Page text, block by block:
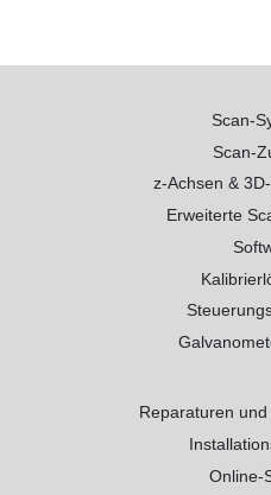
Scan-
Scan-
z-Achsen &
Erweiterte
Reparaturen
Online-